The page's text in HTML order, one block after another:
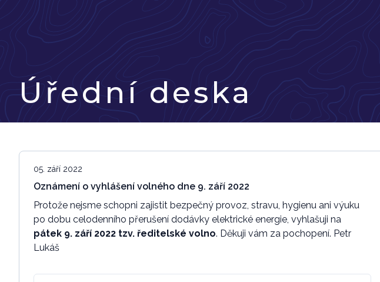
Úřední deska
05. září 2022
Oznámení o vyhlášení volného dne 9. září 2022
Protože nejsme schopni zajistit bezpečný provoz, stravu, hygienu ani výuku
po dobu celodenního přerušení dodávky elektrické energie, vyhlašuji na
pátek 9. září 2022 tzv. ředitelské volno. Děkuji vám za pochopení. Petr
Lukáš